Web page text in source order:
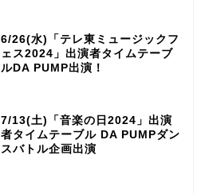
6/26(水)「テレ東ミュージックフ
ェス2024」出演者タイムテーブ
ルDA PUMP出演！
7/13(土)「音楽の日2024」出演
者タイムテーブル DA PUMPダン
スバトル企画出演